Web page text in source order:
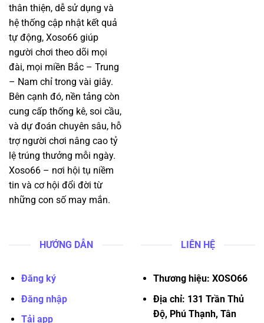
thân thiện, dễ sử dụng và
hệ thống cập nhật kết quả
tự động, Xoso66 giúp
người chơi theo dõi mọi
đài, mọi miền Bắc – Trung
– Nam chỉ trong vài giây.
Bên cạnh đó, nền tảng còn
cung cấp thống kê, soi cầu,
và dự đoán chuyên sâu, hỗ
trợ người chơi nâng cao tỷ
lệ trúng thưởng mỗi ngày.
Xoso66 – nơi hội tụ niềm
tin và cơ hội đổi đời từ
những con số may mắn.
HƯỚNG DẪN
Đăng ký
Đăng nhập
Tải app
LIÊN HỆ
Thương hiệu: XOSO66
Địa chỉ: 131 Trần Thủ
Độ, Phú Thạnh, Tân